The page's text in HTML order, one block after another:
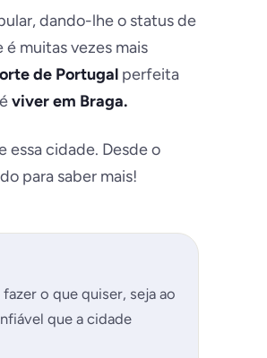
dando-lhe o status de
é muitas vezes mais
de Portugal perfeita
viver em Braga.
essa cidade. Desde o
para saber mais!
o que quiser, seja ao
que a cidade